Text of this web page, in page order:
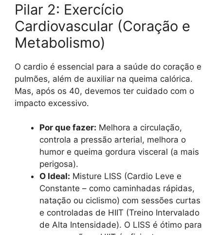
Pilar 2: Exercício
Cardiovascular (Coração e
Metabolismo)
O cardio é essencial para a saúde do coração e
pulmões, além de auxiliar na queima calórica.
Mas, após os 40, devemos ter cuidado com o
impacto excessivo.
Por que fazer: Melhora a circulação,
controla a pressão arterial, melhora o
humor e queima gordura visceral (a mais
perigosa).
O Ideal: Misture LISS (Cardio Leve e
Constante – como caminhadas rápidas,
natação ou ciclismo) com sessões curtas
e controladas de HIIT (Treino Intervalado
de Alta Intensidade). O LISS é ótimo para